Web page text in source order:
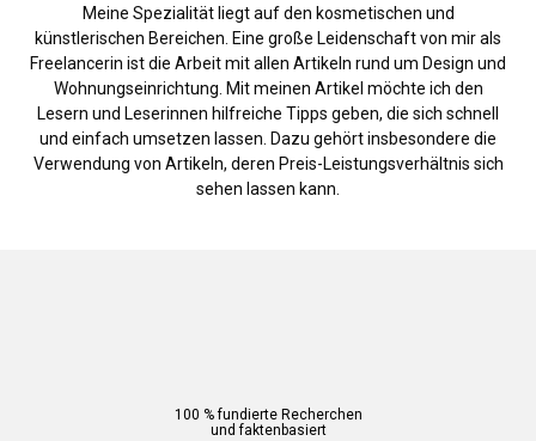
Meine Spezialität liegt auf den kosmetischen und
künstlerischen Bereichen. Eine große Leidenschaft von mir als
Freelancerin ist die Arbeit mit allen Artikeln rund um Design und
Wohnungseinrichtung. Mit meinen Artikel möchte ich den
Lesern und Leserinnen hilfreiche Tipps geben, die sich schnell
und einfach umsetzen lassen. Dazu gehört insbesondere die
Verwendung von Artikeln, deren Preis-Leistungsverhältnis sich
sehen lassen kann.
100 % fundierte Recherchen
und faktenbasiert